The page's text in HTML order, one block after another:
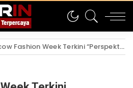
Week Terkini “Perspektif Modern dalam Reinterpretasi Kaidah Tradisional”